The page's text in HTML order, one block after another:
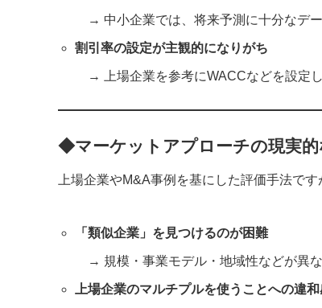
→ 中小企業では、将来予測に十分なデー
割引率の設定が主観的になりがち
→ 上場企業を参考にWACCなどを設定し
◆マーケットアプローチの現実的
上場企業やM&A事例を基にした評価手法で
「類似企業」を見つけるのが困難
→ 規模・事業モデル・地域性などが異な
上場企業のマルチプルを使うことへの違